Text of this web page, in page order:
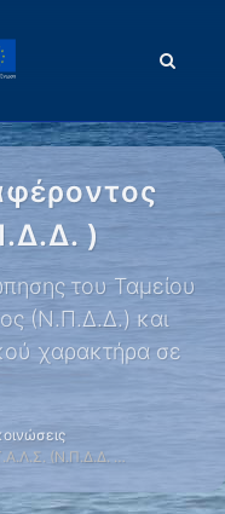
)
του Ταμείου
(Ν.Π.Δ.Δ.) και
χαρακτήρα σε
(Ν.Π.Δ.Δ. …